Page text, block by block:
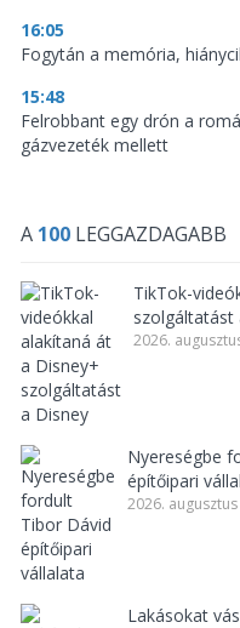
16:05
Fogytán a memória,
15:48
Felrobbant egy drón a
gázvezeték mellett
A 100 LEGGAZDAGABB
TikTok-
szolgáltatást
2026.
Nyereségbe
építőipari
2026.
Lakásokat